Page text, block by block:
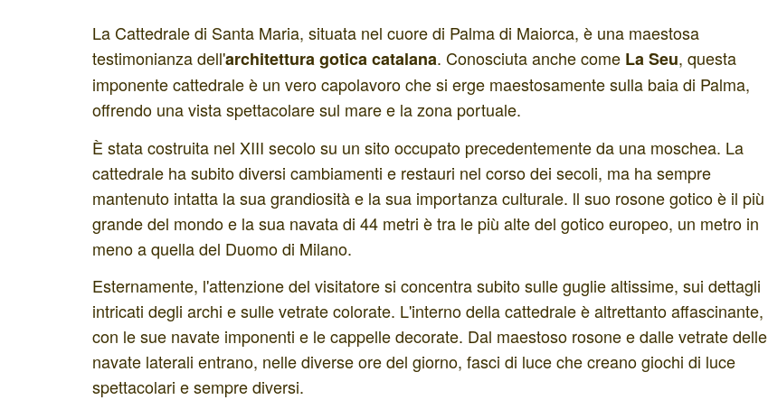
La Cattedrale di Santa Maria, situata nel cuore di Palma di Maiorca, è una maestosa
testimonianza dell'architettura gotica catalana. Conosciuta anche come La Seu, questa
imponente cattedrale è un vero capolavoro che si erge maestosamente sulla baia di Palma,
offrendo una vista spettacolare sul mare e la zona portuale.
È stata costruita nel XIII secolo su un sito occupato precedentemente da una moschea. La
cattedrale ha subito diversi cambiamenti e restauri nel corso dei secoli, ma ha sempre
mantenuto intatta la sua grandiosità e la sua importanza culturale. ll suo rosone gotico è il più
grande del mondo e la sua navata di 44 metri è tra le più alte del gotico europeo, un metro in
meno a quella del Duomo di Milano.
Esternamente, l'attenzione del visitatore si concentra subito sulle guglie altissime, sui dettagli
intricati degli archi e sulle vetrate colorate. L'interno della cattedrale è altrettanto affascinante,
con le sue navate imponenti e le cappelle decorate. Dal maestoso rosone e dalle vetrate delle
navate laterali entrano, nelle diverse ore del giorno, fasci di luce che creano giochi di luce
spettacolari e sempre diversi.